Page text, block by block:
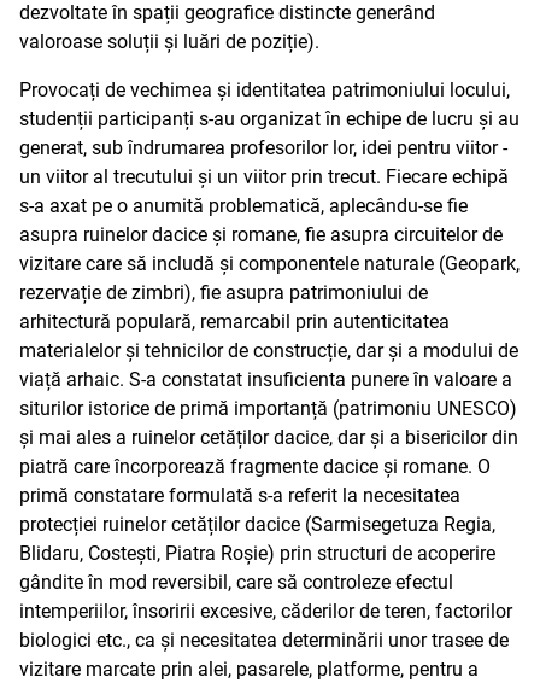
dezvoltate în spații geografice distincte generând
valoroase soluții și luări de poziție).
Provocați de vechimea și identitatea patrimoniului locului,
studenții participanți s-au organizat în echipe de lucru și au
generat, sub îndrumarea profesorilor lor, idei pentru viitor -
un viitor al trecutului și un viitor prin trecut. Fiecare echipă
s-a axat pe o anumită problematică, aplecându-se fie
asupra ruinelor dacice și romane, fie asupra circuitelor de
vizitare care să includă și componentele naturale (Geopark,
rezervație de zimbri), fie asupra patrimoniului de
arhitectură populară, remarcabil prin autenticitatea
materialelor și tehnicilor de construcție, dar și a modului de
viață arhaic. S-a constatat insuficienta punere în valoare a
siturilor istorice de primă importanță (patrimoniu UNESCO)
și mai ales a ruinelor cetăților dacice, dar și a bisericilor din
piatră care încorporează fragmente dacice și romane. O
primă constatare formulată s-a referit la necesitatea
protecției ruinelor cetăților dacice (Sarmisegetuza Regia,
Blidaru, Costești, Piatra Roșie) prin structuri de acoperire
gândite în mod reversibil, care să controleze efectul
intemperiilor, însoririi excesive, căderilor de teren, factorilor
biologici etc., ca și necesitatea determinării unor trasee de
vizitare marcate prin alei, pasarele, platforme, pentru a